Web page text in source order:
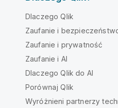
Dlaczego Qlik
Zaufanie i
Zaufanie i prywatność
Zaufanie i AI
Dlaczego Qlik do AI
Porównaj Qlik
Wyróżnieni partnerzy